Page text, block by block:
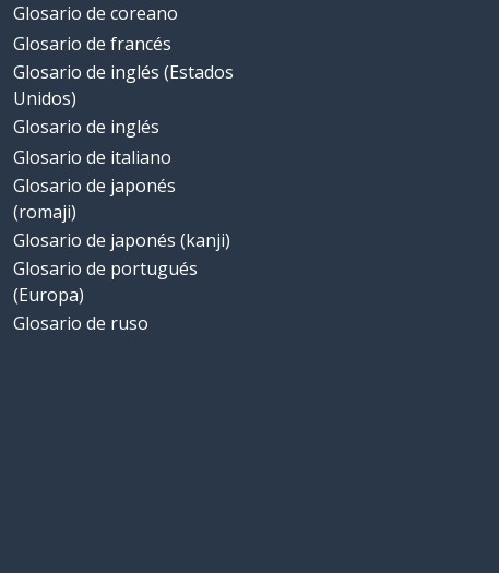
Glosario de coreano
Glosario de francés
Glosario de inglés (Estados
Unidos)
Glosario de inglés
Glosario de italiano
Glosario de japonés
(romaji)
Glosario de japonés (kanji)
Glosario de portugués
(Europa)
Glosario de ruso